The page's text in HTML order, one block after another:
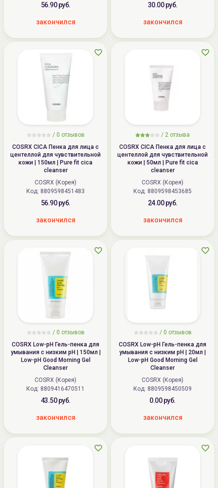
56.90 руб.
закончился
30.00 руб.
закончился
/ 0 отзывов
COSRX CICA Пенка для лица с
центеллой для чувствительной
кожи | 150мл | Pure fit cica
cleanser
COSRX (Корея)
Код: 8809598451483
56.90 руб.
закончился
/ 2 отзыва
COSRX CICA Пенка для лица с
центеллой для чувствительной
кожи | 50мл | Pure fit cica
cleanser
COSRX (Корея)
Код: 8809598453685
24.00 руб.
закончился
/ 0 отзывов
COSRX Low-pH Гель-пенка для
умывания с низким pH | 150мл |
Low-pH Good Morning Gel
Cleanser
COSRX (Корея)
Код: 8809416470511
43.50 руб.
закончился
/ 0 отзывов
COSRX Low-pH Гель-пенка для
умывания с низким pH | 20мл |
Low-pH Good Morning Gel
Cleanser
COSRX (Корея)
Код: 8809598450509
0.00 руб.
закончился